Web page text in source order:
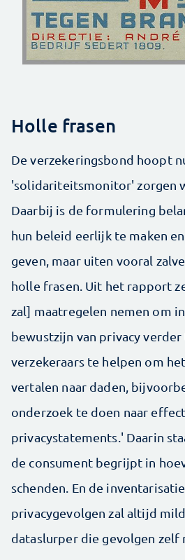
Holle frasen
De verzekeringsbond hoopt
'solidariteitsmonitor' zorgen
Daarbij is de formulering
hun beleid eerlijk te maken
geven, maar uiten vooral
holle frasen. Uit het rapport
zal] maatregelen nemen om
bewustzijn van privacy
verzekeraars te helpen om
vertalen naar daden,
onderzoek te doen naar
privacystatements.' Daarin
de consument begrijpt in
schenden. En de
privacygevolgen zal altijd
dataslurper die gevolgen zelf